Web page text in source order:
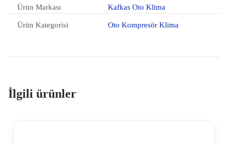
Ürün Markası
Kafkas Oto Klima
Ürün Kategorisi Oto Kompresör Klima
İlgili ürünler